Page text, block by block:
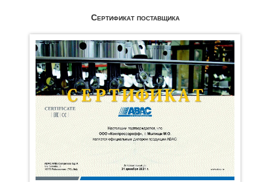
Сертификат поставщика